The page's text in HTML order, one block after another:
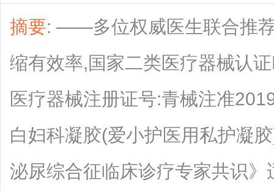
摘要: ——多位权威医生联合推
缩有效率,国家二类医疗器械认
医疗器械注册证号:青械注准
白妇科凝胶(爱小护医用私护凝
泌尿综合征临床诊疗专家共识